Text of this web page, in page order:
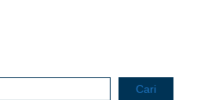
Cari